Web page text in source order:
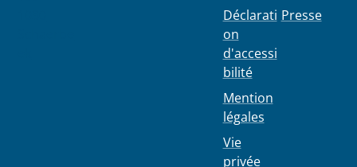
Déclarati
on
d'accessi
bilité
Mention
légales
Vie
privée
Presse